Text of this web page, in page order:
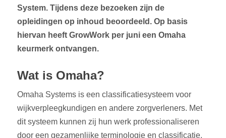
System. Tijdens deze bezoeken zijn de
opleidingen op inhoud beoordeeld. Op basis
hiervan heeft GrowWork per juni een Omaha
keurmerk ontvangen.
Wat is Omaha?
Omaha Systems is een classificatiesysteem voor
wijkverpleegkundigen en andere zorgverleners. Met
dit systeem kunnen zij hun werk professionaliseren
door een gezamenlijke terminologie en classificatie.